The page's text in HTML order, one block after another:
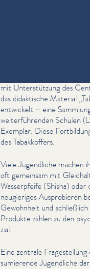
mit Unter­stützung des
das didaktische Material „
entwickelt – eine
weit­er­führen­den Schulen
Exemplar. Diese
des Tabakkof­fers.
Viele Jugendliche machen
oft gemeinsam mit
Wasserpfeife (Shisha)
neugieriges Aus­pro­bieren
Gewohnheit und
Produkte zählen zu den
zial.
Eine zentrale
sum­ierende Jugendliche